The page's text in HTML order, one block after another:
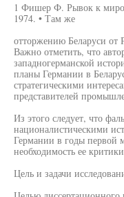
1 Фишер Ф. Рывок к
1974. • Там же
отторжению Беларуси
Важно отметить, что
западногерманской
планы Германии в
стратегическими
представителей
Из этого следует, что
националистическими
Германии в годы первой
необходимость ее
Цель и задачи